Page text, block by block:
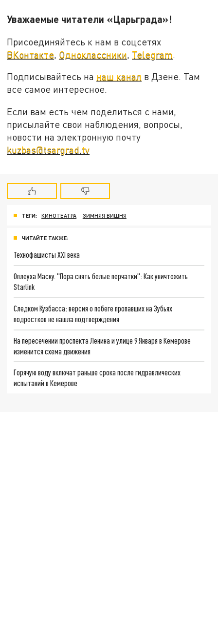
Уважаемые читатели «Царьграда»!
Присоединяйтесь к нам в соцсетях
ВКонтакте, Одноклассники, Telegram.
Подписывайтесь на наш канал в Дзене. Там
все самое интересное.
Если вам есть чем поделиться с нами,
присылайте свои наблюдения, вопросы,
новости на электронную почту
kuzbas@tsargrad.tv
ТЕГИ: КИНОТЕАТРА ЗИМНЯЯ ВИШНЯ
ЧИТАЙТЕ ТАКЖЕ:
Технофашисты XXI века
Оплеуха Маску. "Пора снять белые перчатки": Как уничтожить
Starlink
Следком Кузбасса: версия о побеге пропавших на Зубьях
подростков не нашла подтверждения
На пересечении проспекта Ленина и улице 9 Января в Кемерове
изменится схема движения
Горячую воду включат раньше срока после гидравлических
испытаний в Кемерове